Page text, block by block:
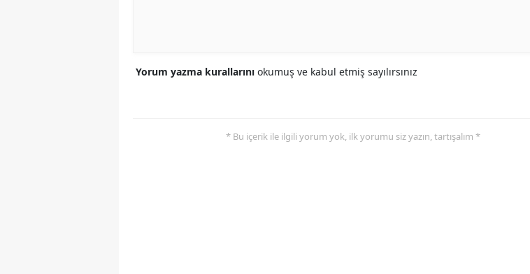
Yorum yazma kurallarını okumuş ve kabul etmiş sayılırsınız
* Bu içerik ile ilgili yorum yok, ilk yorumu siz yazın, tartışalım *